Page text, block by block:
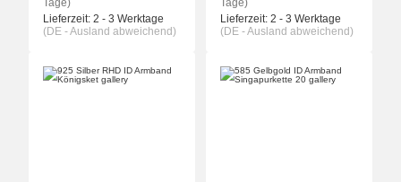
Tage)
Lieferzeit: 2 - 3 Werktage
(DE - Ausland abweichend)
Tage)
Lieferzeit: 2 - 3 Werktage
(DE - Ausland abweichend)